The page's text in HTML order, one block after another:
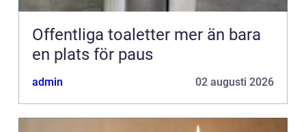
Offentliga toaletter mer än bara
en plats för paus
admin 02 augusti 2026